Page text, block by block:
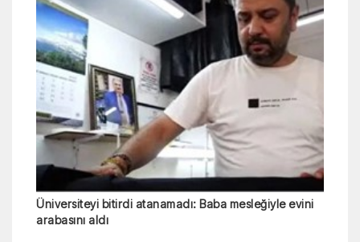
Üniversiteyi bitirdi atanamadı: Baba mesleğiyle evini
arabasını aldı